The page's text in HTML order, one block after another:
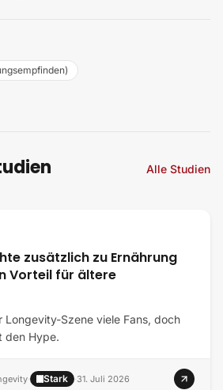
Alle Studien
zusätzlich zu Ernährung
Vorteil für ältere
Longevity-Szene viele Fans, doch
den Hype.
· Stark ·31. Juli 2026